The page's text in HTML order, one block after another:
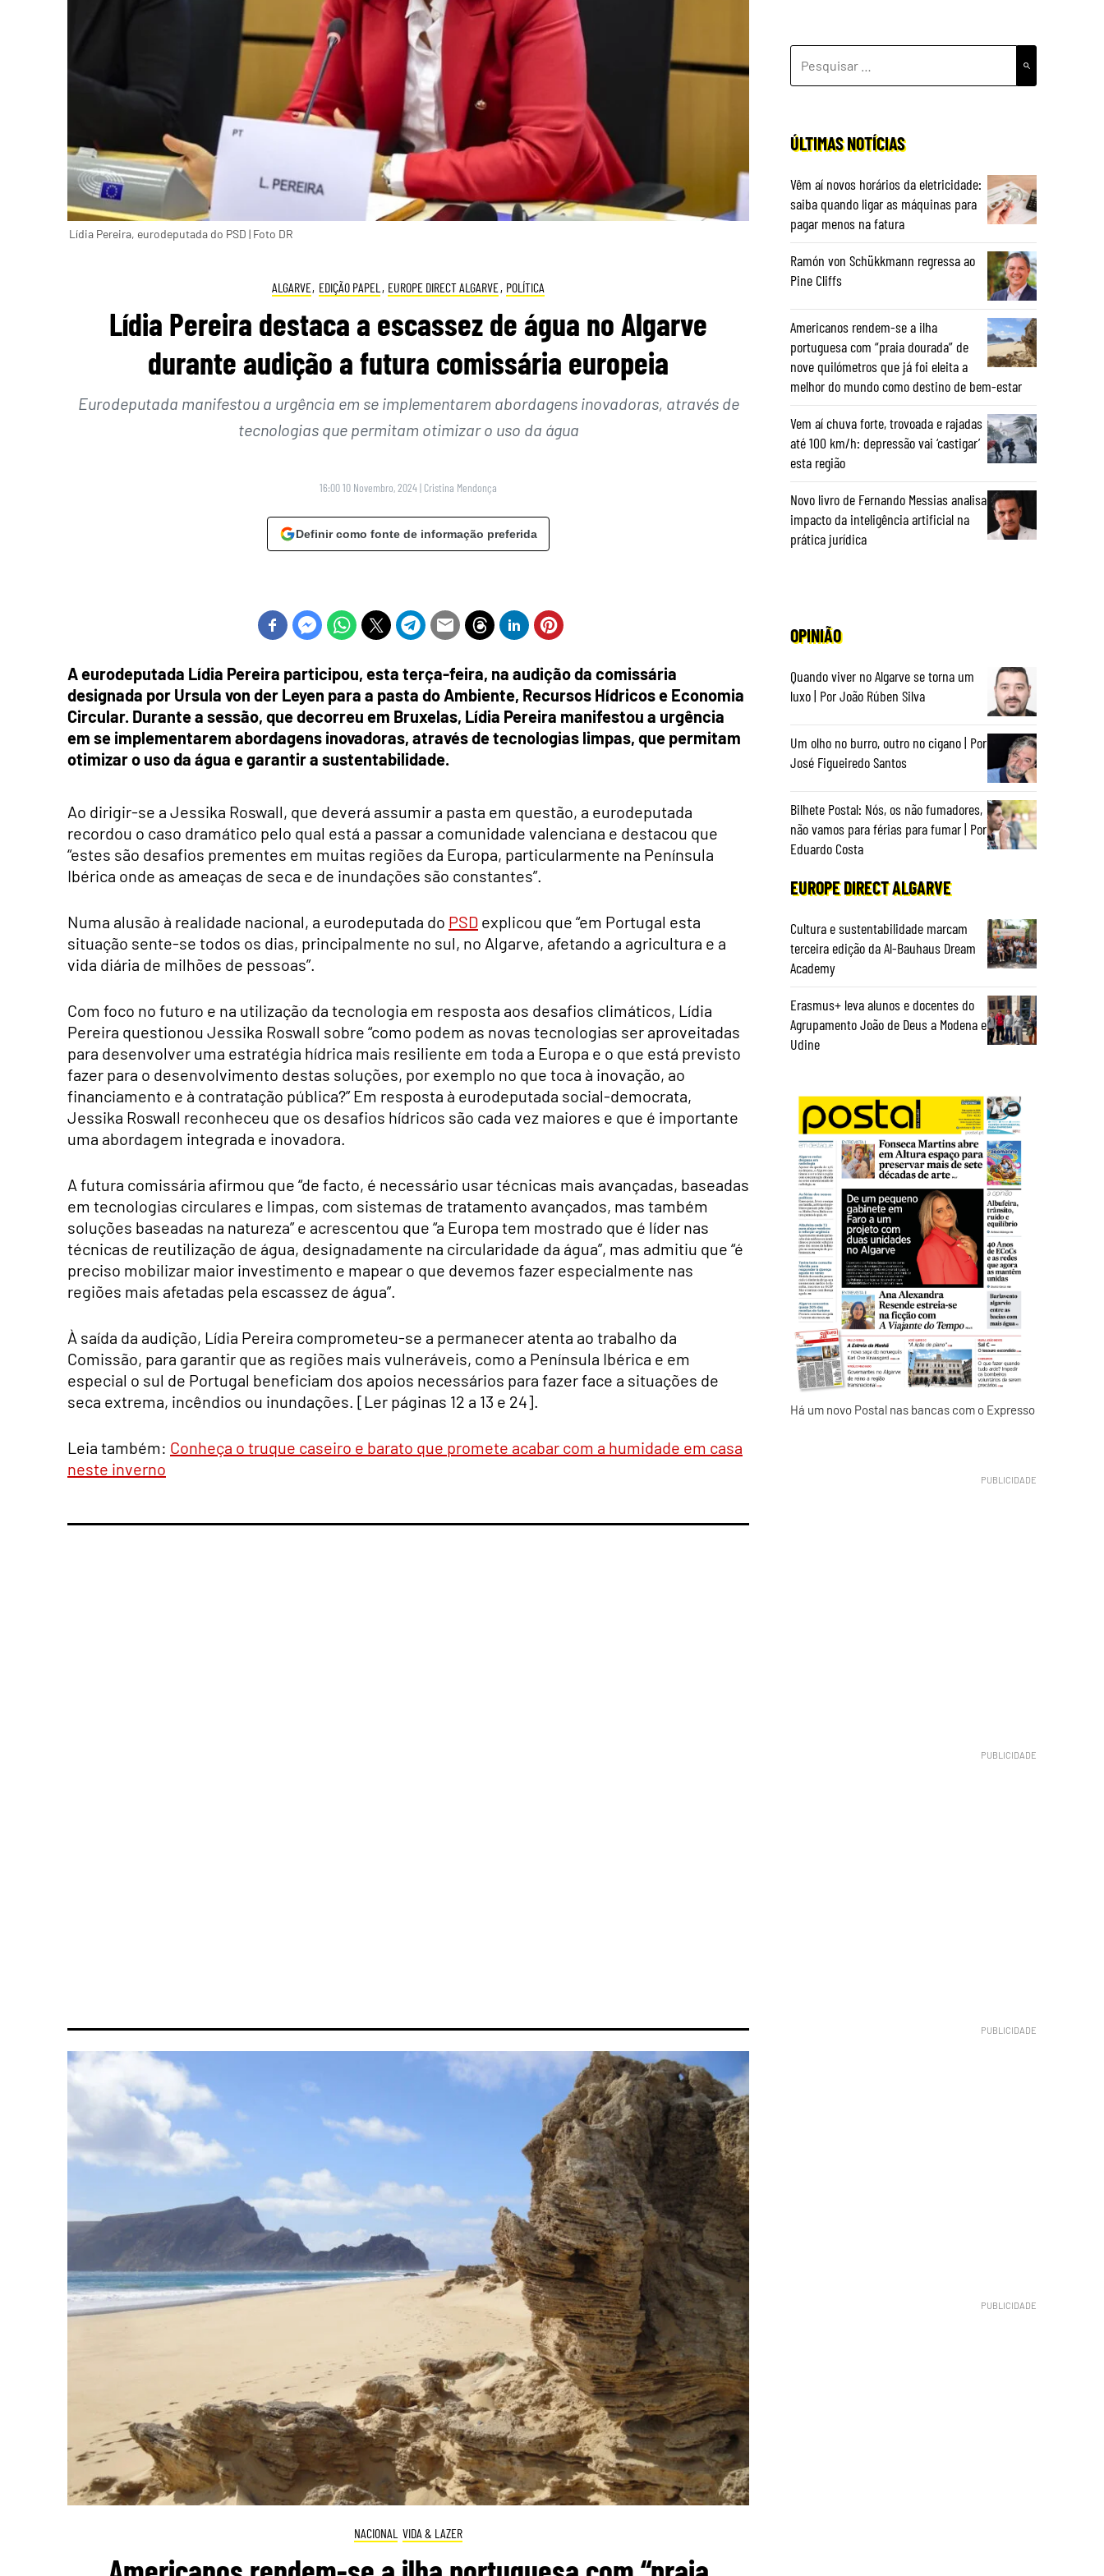
Lídia Pereira, eurodeputada do PSD | Foto DR
ALGARVE, EDIÇÃO PAPEL , EUROPE DIRECT ALGARVE, POLÍTICA
Lídia Pereira destaca a escassez de água no Algarve
durante audição a futura comissária europeia
Eurodeputada manifestou a urgência em se implementarem abordagens inovadoras, através de
tecnologias que permitam otimizar o uso da água
16:00 10 Novembro, 2024| Cristina Mendonça
Definir como fonte de informação preferida
A eurodeputada Lídia Pereira participou, esta terça-feira, na audição da comissária
designada por Ursula von der Leyen para a pasta do Ambiente, Recursos Hídricos e Economia
Circular. Durante a sessão, que decorreu em Bruxelas, Lídia Pereira manifestou a urgência
em se implementarem abordagens inovadoras, através de tecnologias limpas, que permitam
otimizar o uso da água e garantir a sustentabilidade.
Ao dirigir-se a Jessika Roswall, que deverá assumir a pasta em questão, a eurodeputada
recordou o caso dramático pelo qual está a passar a comunidade valenciana e destacou que
“estes são desafios prementes em muitas regiões da Europa, particularmente na Península
Ibérica onde as ameaças de seca e de inundações são constantes”.
Numa alusão à realidade nacional, a eurodeputada do PSD explicou que “em Portugal esta
situação sente-se todos os dias, principalmente no sul, no Algarve, afetando a agricultura e a
vida diária de milhões de pessoas”.
Com foco no futuro e na utilização da tecnologia em resposta aos desafios climáticos, Lídia
Pereira questionou Jessika Roswall sobre “como podem as novas tecnologias ser aproveitadas
para desenvolver uma estratégia hídrica mais resiliente em toda a Europa e o que está previsto
fazer para o desenvolvimento destas soluções, por exemplo no que toca à inovação, ao
financiamento e à contratação pública?” Em resposta à eurodeputada social-democrata,
Jessika Roswall reconheceu que os desafios hídricos são cada vez maiores e que é importante
uma abordagem integrada e inovadora.
A futura comissária afirmou que “de facto, é necessário usar técnicas mais avançadas, baseadas
em tecnologias circulares e limpas, com sistemas de tratamento avançados, mas também
soluções baseadas na natureza” e acrescentou que “a Europa tem mostrado que é líder nas
técnicas de reutilização de água, designadamente na circularidade da água”, mas admitiu que “é
preciso mobilizar maior investimento e mapear o que devemos fazer especialmente nas
regiões mais afetadas pela escassez de água”.
À saída da audição, Lídia Pereira comprometeu-se a permanecer atenta ao trabalho da
Comissão, para garantir que as regiões mais vulneráveis, como a Península Ibérica e em
especial o sul de Portugal beneficiam dos apoios necessários para fazer face a situações de
seca extrema, incêndios ou inundações. [Ler páginas 12 a 13 e 24].
Leia também: Conheça o truque caseiro e barato que promete acabar com a humidade em casa
neste inverno
NACIONAL VIDA & LAZER
POR:
ÚLTIMAS NOTÍCIAS
Vêm aí novos horários da eletricidade:
saiba quando ligar as máquinas para
pagar menos na fatura
Ramón von Schükkmann regressa ao
Pine Cliffs
Americanos rendem-se a ilha
portuguesa com “praia dourada” de
nove quilómetros que já foi eleita a
melhor do mundo como destino de bem-estar
Vem aí chuva forte, trovoada e rajadas
até 100 km/h: depressão vai ‘castigar’
esta região
Novo livro de Fernando Messias analisa
impacto da inteligência artificial na
prática jurídica
OPINIÃO
Quando viver no Algarve se torna um
luxo | Por João Rúben Silva
Um olho no burro, outro no cigano | Por
José Figueiredo Santos
Bilhete Postal: Nós, os não fumadores,
não vamos para férias para fumar | Por
Eduardo Costa
EUROPE DIRECT ALGARVE
Cultura e sustentabilidade marcam
terceira edição da Al-Bauhaus Dream
Academy
Erasmus+ leva alunos e docentes do
Agrupamento João de Deus a Modena e
Udine
Há um novo Postal nas bancas com o Expresso